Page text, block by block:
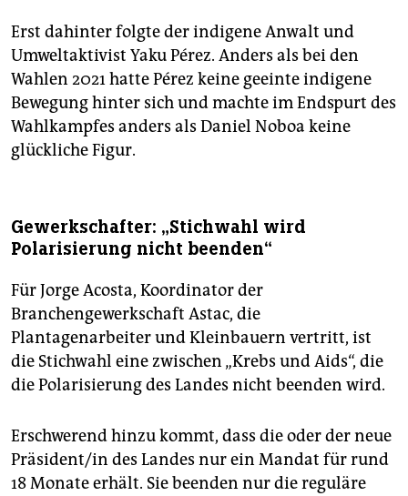
Erst dahinter folgte der indigene Anwalt und
Umweltaktivist Yaku Pérez. Anders als bei den
Wahlen 2021 hatte Pérez keine geeinte indigene
Bewegung hinter sich und machte im Endspurt des
Wahlkampfes anders als Daniel Noboa keine
glückliche Figur.
Gewerkschafter: „Stichwahl wird
Polarisierung nicht beenden“
Für Jorge Acosta, Koordinator der
Branchengewerkschaft Astac, die
Plantagenarbeiter und Kleinbauern vertritt, ist
die Stichwahl eine zwischen „Krebs und Aids“, die
die Polarisierung des Landes nicht beenden wird.
Erschwerend hinzu kommt, dass die oder der neue
Präsident/in des Landes nur ein Mandat für rund
18 Monate erhält. Sie beenden nur die reguläre